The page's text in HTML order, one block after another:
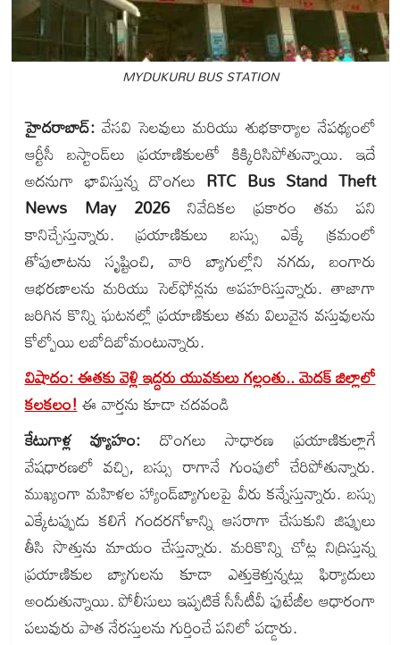
MYDUKURU BUS STATION
హైదరాబాద్:వేసవి సెలవులు మరియు శుభకార్యాల నేపథ్యంలో
ఆర్టీసీ బస్టాండ్‌లు ప్రయాణికులతో కిక్కిరిసిపోతున్నాయి. ఇదే
అదనుగా భావిస్తున్న దొంగలు RTC Bus Stand Theft
News May 2026నివేదికల ప్రకారం తమ పని
కానిచ్చేస్తున్నారు. ప్రయాణికులు బస్సు ఎక్కే క్రమంలో
తోపులాటను సృష్టించి, వారి బ్యాగుల్లోని నగదు, బంగారు
ఆభరణాలను మరియు సెల్‌ఫోన్లను అపహరిస్తున్నారు. తాజాగా
జరిగిన కొన్ని ఘటనల్లో ప్రయాణికులు తమ విలువైన వస్తువులను
కోల్పోయి లబోదిబోమంటున్నారు.
విషాదం: ఈతకు వెళ్లి ఇద్దరు యువకులు గల్లంతు.. మెదక్ జిల్లాలో
కలకలం!ఈ వార్తను కూడా చదవండి
కేటుగాళ్ల వ్యూహం: దొంగలు సాధారణ ప్రయాణికుల్లాగే
వేషధారణలో వచ్చి, బస్సు రాగానే గుంపులో చేరిపోతున్నారు.
ముఖ్యంగా మహిళల హ్యాండ్‌బ్యాగులపై వీరు కన్నేస్తున్నారు. బస్సు
ఎక్కేటప్పుడు కలిగే గందరగోళాన్ని ఆసరాగా చేసుకుని జిప్పులు
తీసి సొత్తును మాయం చేస్తున్నారు. మరికొన్ని చోట్ల నిద్రిస్తున్న
ప్రయాణికుల బ్యాగులను కూడా ఎత్తుకెళ్తున్నట్లు ఫిర్యాదులు
అందుతున్నాయి. పోలీసులు ఇప్పటికే సీసీటీవీ ఫుటేజీల ఆధారంగా
పలువురు పాత నేరస్తులను గుర్తించే పనిలో పడ్డారు.